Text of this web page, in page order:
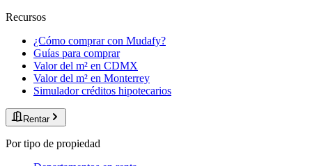
Recursos
¿Cómo comprar con Mudafy?
Guías para comprar
Valor del m² en CDMX
Valor del m² en Monterrey
Simulador créditos hipotecarios
Rentar
Por tipo de propiedad